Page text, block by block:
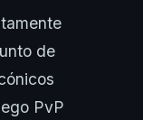
de
PvP